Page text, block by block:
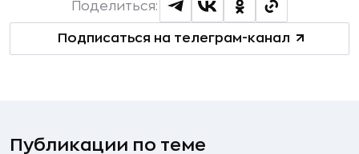
Подписаться на телеграм-канал
Поделиться:
Публикации по теме